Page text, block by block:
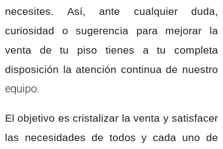
necesites. Así, ante cualquier duda,
curiosidad o sugerencia para mejorar la
venta de tu piso tienes a tu completa
disposición la atención continua de nuestro
equipo.
El objetivo es cristalizar la venta y satisfacer
las necesidades de todos y cada uno de